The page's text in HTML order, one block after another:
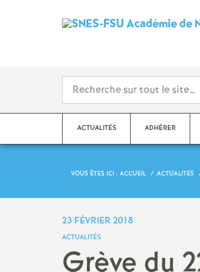
ACTUALITÉS ADHÉRER
Stages syndicaux
Adhérer au SNES-FSU
VOUS ÊTES ICI : ACCUEIL ACTUALITÉS
23 FÉVRIER 2018
ACTUALITÉS
Grève du